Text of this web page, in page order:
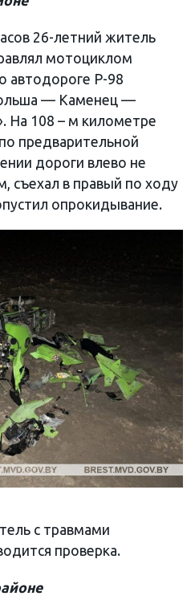
26-летний житель
мотоциклом
автодороге Р-98
— Каменец —
На 108 – м километре
предварительной
дороги влево не
съехал в правый по ходу
опрокидывание.
с травмами
проверка.